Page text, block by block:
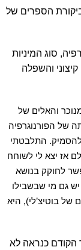
הספרים של
סוג המיניות
והשפלה
והאלים של
של הפורנוגרפיה
התלבטתי
אז יצא לי לשוחח
לחוקק בנושא
יש גם מי שבשבילו
של בוטיצ’לי), היא
הקודם כנראה לא